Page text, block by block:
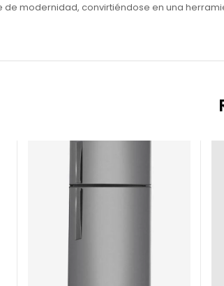
modernidad, convirtiéndose en una